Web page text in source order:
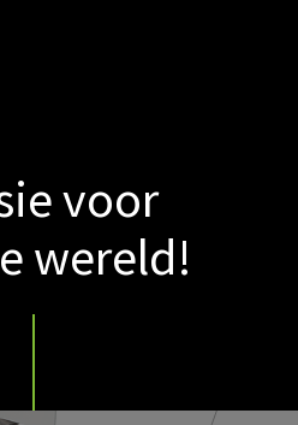
voor
wereld!